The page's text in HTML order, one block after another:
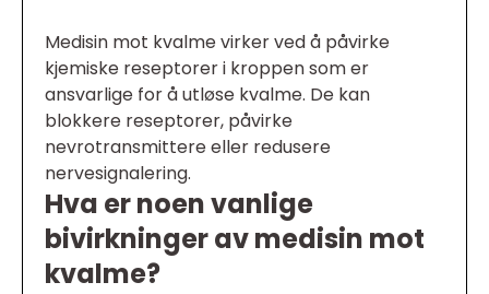
Medisin mot kvalme virker ved å påvirke
kjemiske reseptorer i kroppen som er
ansvarlige for å utløse kvalme. De kan
blokkere reseptorer, påvirke
nevrotransmittere eller redusere
nervesignalering.
Hva er noen vanlige
bivirkninger av medisin mot
kvalme?